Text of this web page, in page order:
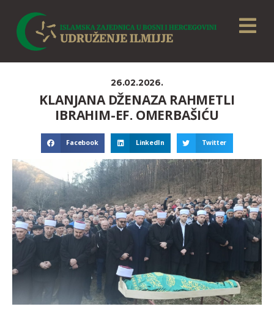
26.02.2026.
KLANJANA DŽENAZA RAHMETLI
IBRAHIM-EF. OMERBAŠIĆU
Facebook LinkedIn Twitter